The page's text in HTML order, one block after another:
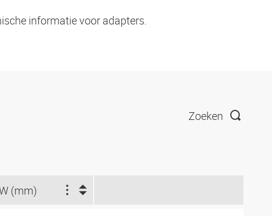
informatie voor adapters.
Zoeken
(mm)